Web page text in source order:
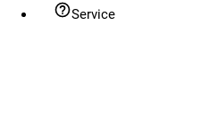
Service